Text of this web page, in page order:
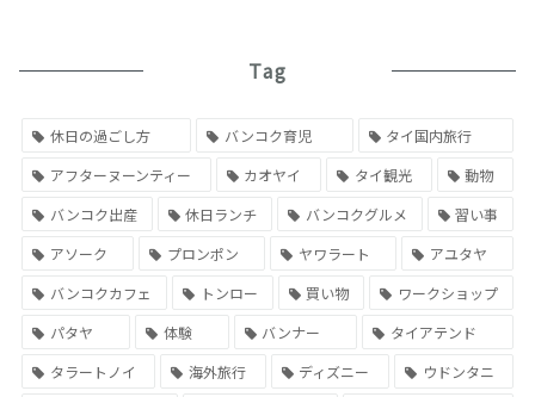
Tag
休日の過ごし方 バンコク育児
タイ国内旅行
アフターヌーンティー
カオヤイ タイ観光
動物
バンコク出産
休日ランチ バンコクグルメ
習い事
アソーク
プロンポン ヤワラート
アユタヤ
バンコクカフェ
トンロー 買い物
ワークショップ
パタヤ
体験 バンナー
タイアテンド
タラートノイ
海外旅行 ディズニー
ウドンタニ